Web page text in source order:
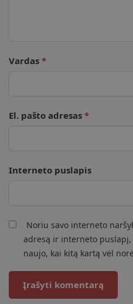
Vardas *
El. pašto adresas *
Interneto puslapis
Noriu savo interneto
adresą ir interneto
naujo, kai kitą kartą vėl